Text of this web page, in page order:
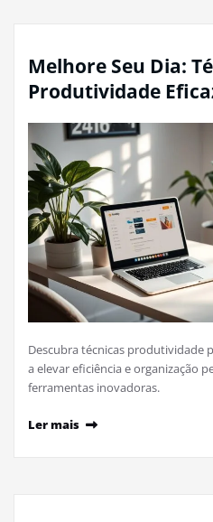
Melhore Seu Dia:
Produtividade
Descubra técnicas produtividade
a elevar eficiência e organização
ferramentas inovadoras.
Ler mais